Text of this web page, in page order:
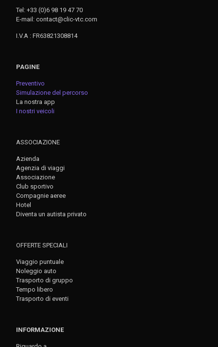
Tel: +33 (0)6 98 19 47 70
E-mail: contact@clic-vtc.com
I.V.A : FR63821308814
PAGINE
Preventivo
Simulazione del percorso
La nostra app
I nostri veicoli
ASSOCIAZIONE
Azienda
Agenzia di viaggi
Associazione
Club sportivo
Compagnie aeree
Hotel
Diventa un autista privato
OFFERTE SPECIALI
Viaggio puntuale
Noleggio auto
Trasporto di gruppo
Tempo libero
Trasporto di eventi
INFORMAZIONE